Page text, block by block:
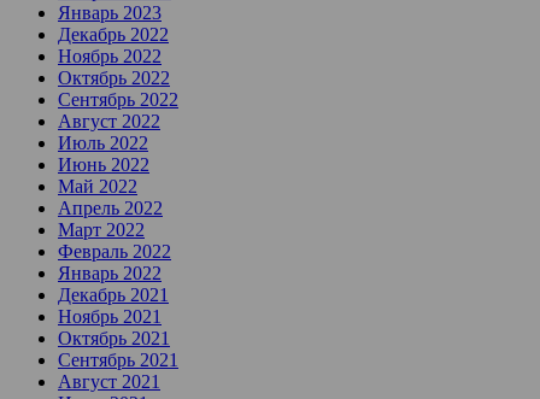
Январь 2023
Декабрь 2022
Ноябрь 2022
Октябрь 2022
Сентябрь 2022
Август 2022
Июль 2022
Июнь 2022
Май 2022
Апрель 2022
Март 2022
Февраль 2022
Январь 2022
Декабрь 2021
Ноябрь 2021
Октябрь 2021
Сентябрь 2021
Август 2021